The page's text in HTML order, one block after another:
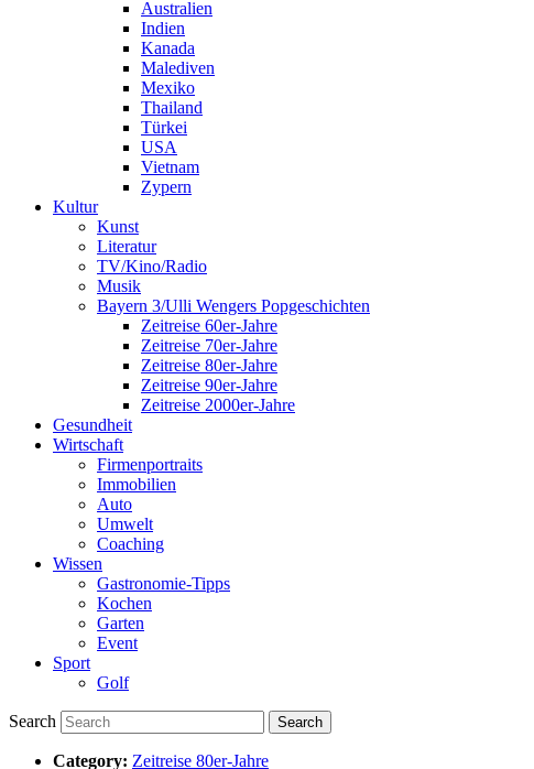
Australien
Indien
Kanada
Malediven
Mexiko
Thailand
Türkei
USA
Vietnam
Zypern
Kultur
Kunst
Literatur
TV/Kino/Radio
Musik
Bayern 3/Ulli Wengers Popgeschichten
Zeitreise 60er-Jahre
Zeitreise 70er-Jahre
Zeitreise 80er-Jahre
Zeitreise 90er-Jahre
Zeitreise 2000er-Jahre
Gesundheit
Wirtschaft
Firmenportraits
Immobilien
Auto
Umwelt
Coaching
Wissen
Gastronomie-Tipps
Kochen
Garten
Event
Sport
Golf
Search
Category: Zeitreise 80er-Jahre